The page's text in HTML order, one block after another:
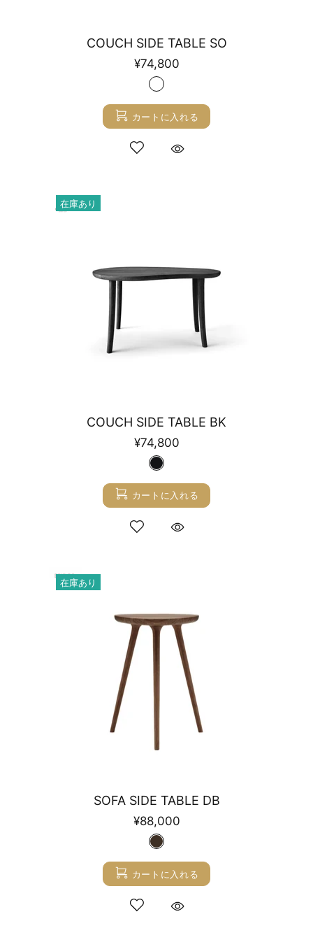
COUCH SIDE TABLE SO
¥74,800
カートに入れる
在庫あり
COUCH SIDE TABLE BK
¥74,800
カートに入れる
在庫あり
SOFA SIDE TABLE DB
¥88,000
カートに入れる